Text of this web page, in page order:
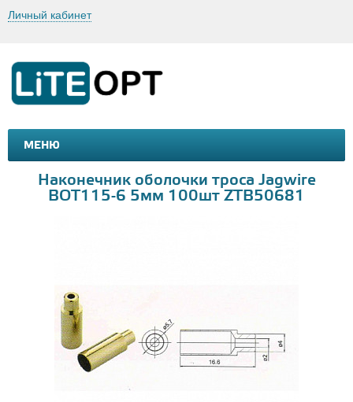
Личный кабинет
МЕНЮ
МАШИНКИ И МОТОЦИКЛЫ
Наконечник оболочки троса Jagwire
BOT115-6 5мм 100шт ZTB50681